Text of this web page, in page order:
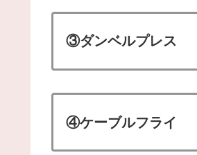
③ダンベルプレス
④ケーブルフライ